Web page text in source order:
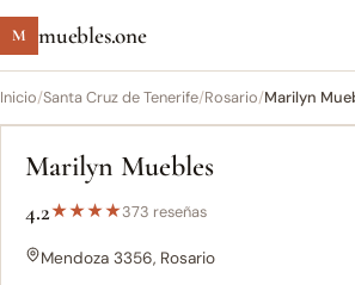
M muebles.one
Inicio/Santa Cruz de Tenerife/Rosario/Marilyn
Marilyn Muebles
4.2★★★★373 reseñas
Mendoza 3356, Rosario